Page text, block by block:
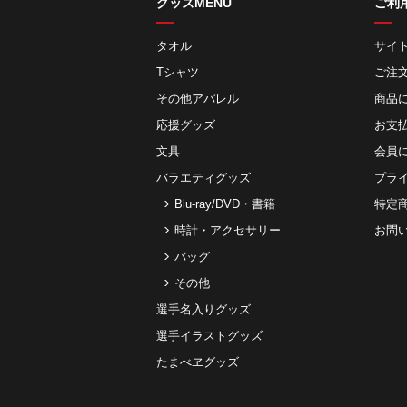
タオル
Tシャツ
その他アパレル
応援グッズ
文具
バラエティグッズ
Blu-ray/DVD・書籍
時計・アクセサリー
バッグ
その他
選手名入りグッズ
選手イラストグッズ
たまべヱグッズ
サイ
ご注
商品
お⽀
会員
プラ
特定
お問